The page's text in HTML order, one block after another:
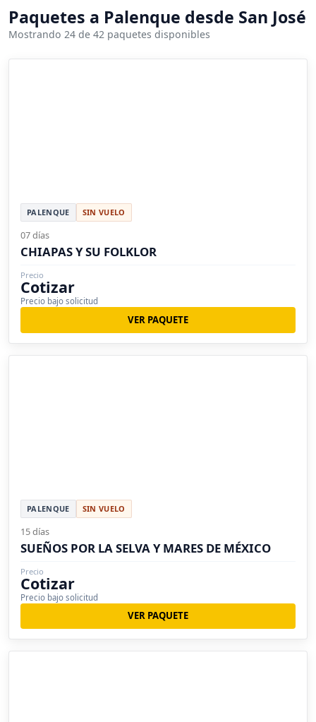
Paquetes a Palenque desde San José
Mostrando 24 de 42 paquetes disponibles
PALENQUE SIN VUELO
07 días
CHIAPAS Y SU FOLKLOR
Precio
Cotizar
Precio bajo solicitud
VER PAQUETE
PALENQUE SIN VUELO
15 días
SUEÑOS POR LA SELVA Y MARES DE MÉXICO
Precio
Cotizar
Precio bajo solicitud
VER PAQUETE